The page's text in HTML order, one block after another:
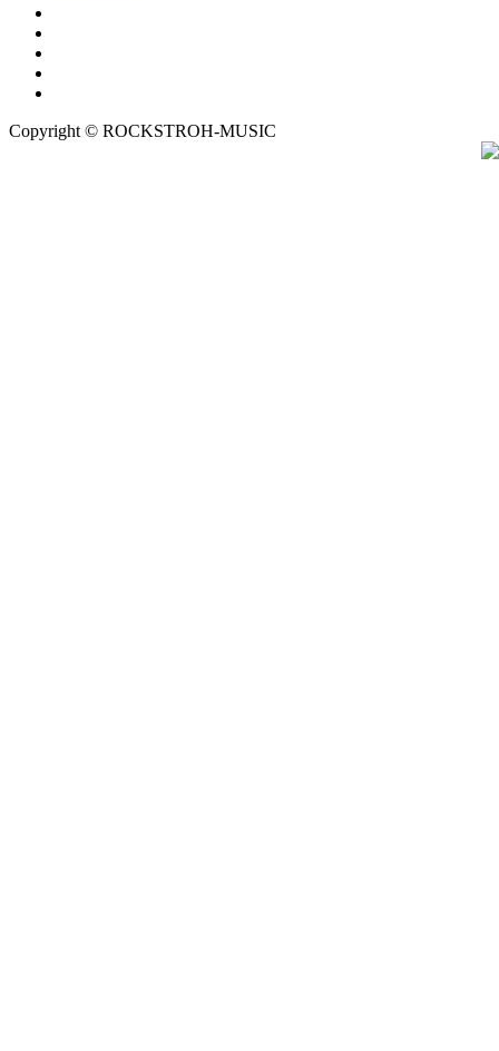
Copyright © ROCKSTROH-MUSIC